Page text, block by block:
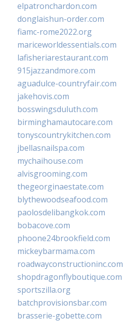
elpatronchardon.com
donglaishun-order.com
fiamc-rome2022.org
mariceworldessentials.com
lafisheriarestaurant.com
915jazzandmore.com
aguadulce-countryfair.com
jakehovis.com
bosswingsduluth.com
birminghamautocare.com
tonyscountrykitchen.com
jbellasnailspa.com
mychaihouse.com
alvisgrooming.com
thegeorginaestate.com
blythewoodseafood.com
paolosdelibangkok.com
bobacove.com
phoone24brookfield.com
mickeybarmama.com
roadwayconstructioninc.com
shopdragonflyboutique.com
sportszilla.org
batchprovisionsbar.com
brasserie-gobette.com